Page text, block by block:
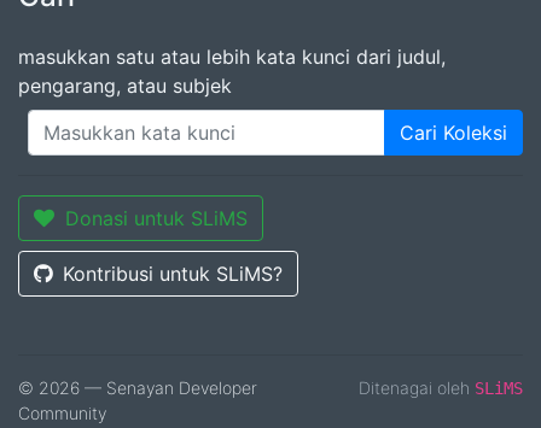
masukkan satu atau lebih kata kunci dari judul,
pengarang, atau subjek
Cari Koleksi
Donasi untuk SLiMS
Kontribusi untuk SLiMS?
© 2026 — Senayan Developer
Community
Ditenagai oleh SLiMS